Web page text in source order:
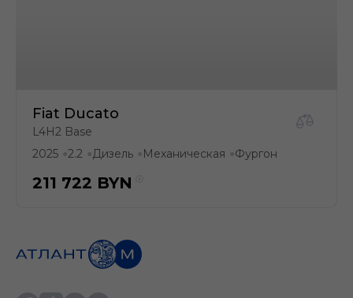
Fiat Ducato
L4H2 Base
2025 ●2.2 ●Дизель ● Механическая ●Фургон
211 722 BYN